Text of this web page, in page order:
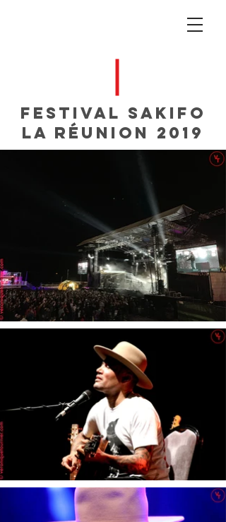
festival SAKIFO
La Réunion 2019